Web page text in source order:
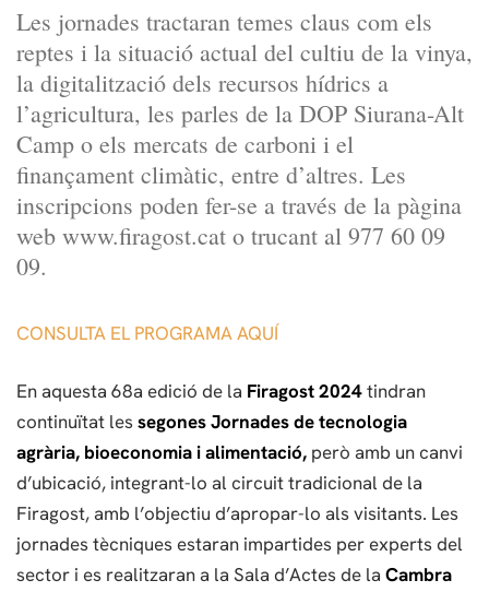
Les jornades tractaran temes claus com els
reptes i la situació actual del cultiu de la vinya,
la digitalització dels recursos hídrics a
l’agricultura, les parles de la DOP Siurana-Alt
Camp o els mercats de carboni i el
finançament climàtic, entre d’altres. Les
inscripcions poden fer-se a través de la pàgina
web www.firagost.cat o trucant al 977 60 09
09.
CONSULTA EL PROGRAMA AQUÍ
En aquesta 68a edició de la Firagost 2024tindran
continuïtat lessegones Jornades de tecnologia
agrària, bioeconomia i alimentació, però amb un canvi
d’ubicació, integrant-lo al circuit tradicional de la
Firagost, amb l’objectiu d’apropar-lo als visitants. Les
jornades tècniques estaran impartides per experts del
sector i es realitzaran a la Sala d’Actes de la Cambra